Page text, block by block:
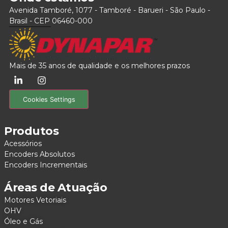
Avenida Tamboré, 1077 - Tamboré - Barueri - São Paulo -
Brasil - CEP 06460-000
Mais de 35 anos de qualidade e os melhores prazos
Cookies Settings
Produtos
Acessórios
Encoders Absolutos
Encoders Incrementais
Áreas de Atuação
Motores Vetoriais
OHV
Óleo e Gás